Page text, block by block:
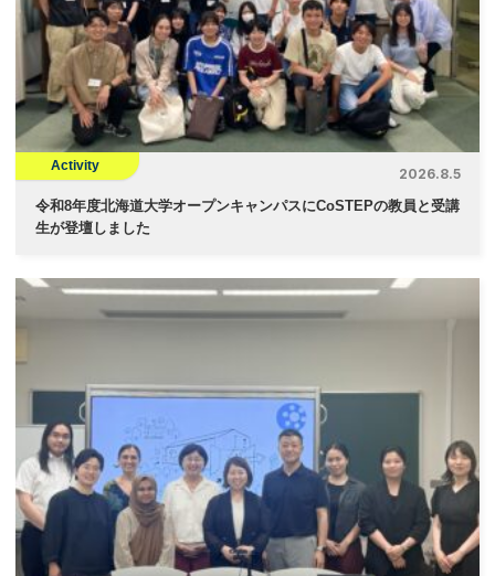
Activity
2026.8.5
令和8年度北海道大学オープンキャンパスにCoSTEPの教員と受講
生が登壇しました